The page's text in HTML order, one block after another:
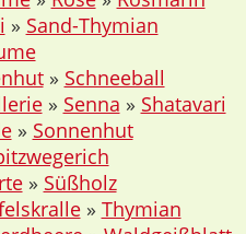
» Sand-Thymian
» Schneeball
» Senna » Shatavari
» Sonnenhut
» Süßholz
» Thymian